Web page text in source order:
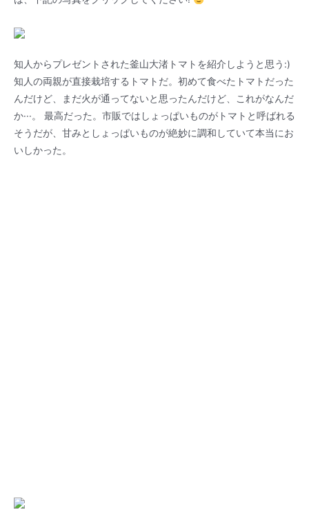
知人からプレゼントされた釜山大渚トマトを紹介しようと思う:)
知人の両親が直接栽培するトマトだ。初めて食べたトマトだった
んだけど、まだ火が通ってないと思ったんだけど、これがなんだ
か···。 最高だった。市販ではしょっぱいものがトマトと呼ばれる
そうだが、甘みとしょっぱいものが絶妙に調和していて本当にお
いしかった。